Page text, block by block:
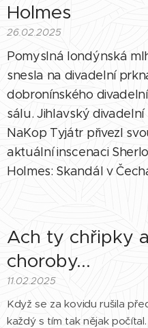
Holmes
26.02.2025
Pomyslná londýnská
snesla na divadelní
dobronínského
sálu. Jihlavský
NaKop Tyjátr přivezl
aktuální inscenaci
Holmes: Skandál v
Ach ty chřipky
choroby...
11.02.2025
Když se za kovidu rušila
každý s tím tak nějak